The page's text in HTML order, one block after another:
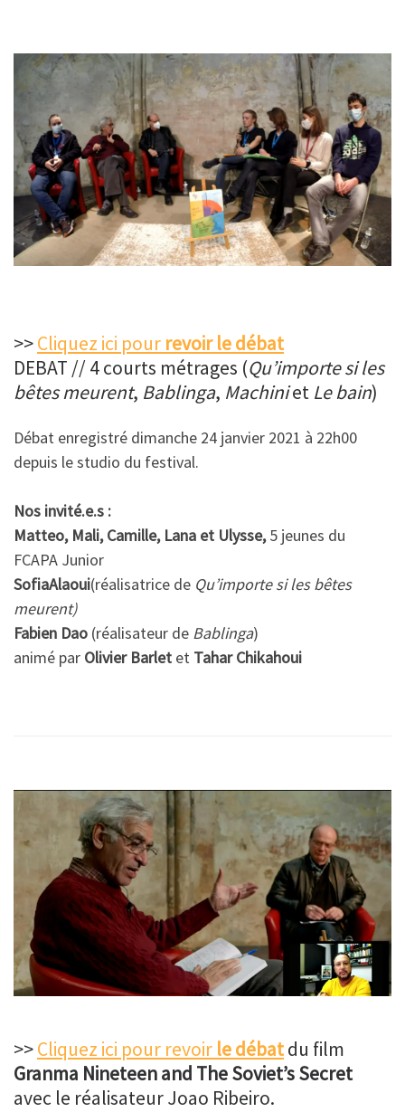
>>Cliquez ici pour revoir le débat
DEBAT // 4 courts métrages (Qu’importe si les
bêtes meurent, Bablinga, Machiniet Le bain)
Débat enregistré dimanche 24 janvier 2021 à 22h00
depuis le studio du festival.
Nos invité.e.s :
Matteo, Mali, Camille, Lana et Ulysse,5 jeunes du
FCAPA Junior
SofiaAlaoui(réalisatrice de Qu’importe si les bêtes
meurent)
Fabien Dao (réalisateur de Bablinga)
animé par Olivier Barlet et Tahar Chikahoui
>>Cliquez ici pour revoir le débatdu film
Granma Nineteen and The Soviet’s Secret
avec le réalisateur Joao Ribeiro.